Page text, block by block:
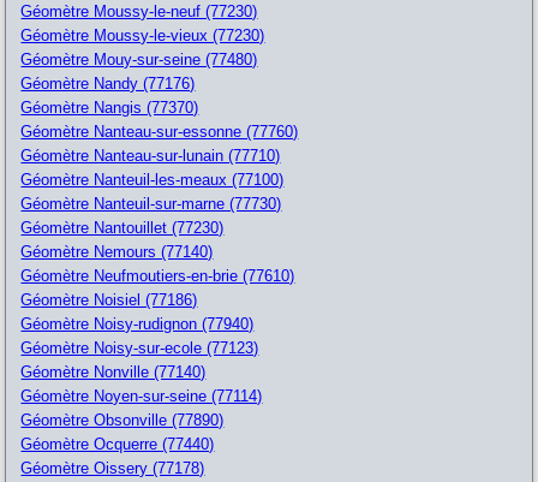
Géomètre Moussy-le-neuf (77230)
Géomètre Moussy-le-vieux (77230)
Géomètre Mouy-sur-seine (77480)
Géomètre Nandy (77176)
Géomètre Nangis (77370)
Géomètre Nanteau-sur-essonne (77760)
Géomètre Nanteau-sur-lunain (77710)
Géomètre Nanteuil-les-meaux (77100)
Géomètre Nanteuil-sur-marne (77730)
Géomètre Nantouillet (77230)
Géomètre Nemours (77140)
Géomètre Neufmoutiers-en-brie (77610)
Géomètre Noisiel (77186)
Géomètre Noisy-rudignon (77940)
Géomètre Noisy-sur-ecole (77123)
Géomètre Nonville (77140)
Géomètre Noyen-sur-seine (77114)
Géomètre Obsonville (77890)
Géomètre Ocquerre (77440)
Géomètre Oissery (77178)